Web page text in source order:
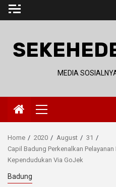
Skip
MEDIA
Primary
Menu
Home 2020 August
31
Capil Badung Perkenalkan
Kependudukan Via GoJek
Badung